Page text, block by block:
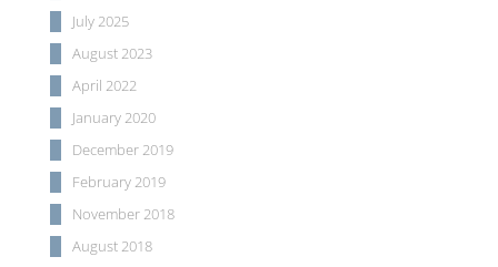
July 2025
August 2023
April 2022
January 2020
December 2019
February 2019
November 2018
August 2018